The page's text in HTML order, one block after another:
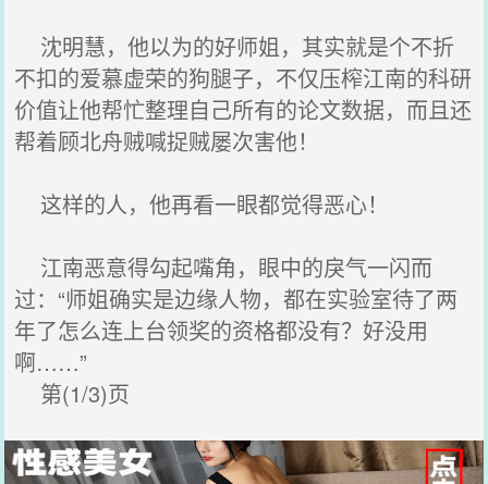
沈明慧，他以为的好师姐，其实就是个不折
不扣的爱慕虚荣的狗腿子，不仅压榨江南的科研
价值让他帮忙整理自己所有的论文数据，而且还
帮着顾北舟贼喊捉贼屡次害他！
这样的人，他再看一眼都觉得恶心！
江南恶意得勾起嘴角，眼中的戾气一闪而
过：“师姐确实是边缘人物，都在实验室待了两
年了怎么连上台领奖的资格都没有？好没用
啊……”
第(1/3)页